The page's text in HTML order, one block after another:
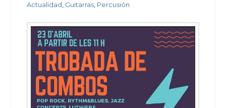
Actualidad Guitarras, Percusión